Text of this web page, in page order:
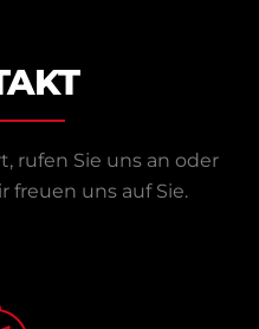
rufen Sie uns an oder
freuen uns auf Sie.